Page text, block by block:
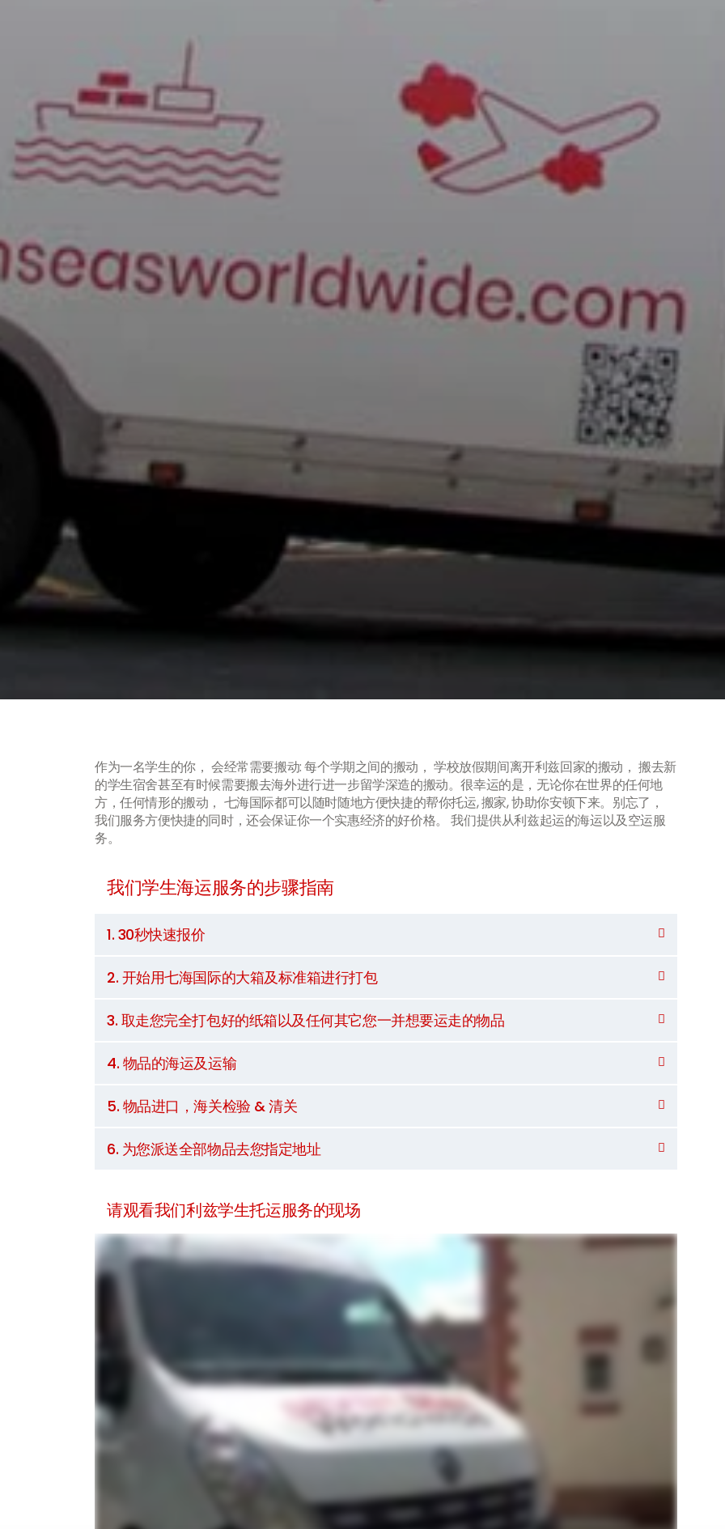
作为一名学生的你， 会经常需要搬动: 每个学期之间的搬动， 学校放假期间离开利兹回家的搬动， 搬去新
的学生宿舍甚至有时候需要搬去海外进行进一步留学深造的搬动。很幸运的是，无论你在世界的任何地
方，任何情形的搬动， 七海国际都可以随时随地方便快捷的帮你托运, 搬家, 协助你安顿下来。别忘了，
我们服务方便快捷的同时，还会保证你一个实惠经济的好价格。 我们提供从利兹起运的海运以及空运服
务。
我们学生海运服务的步骤指南
1. 30秒快速报价
2. 开始用七海国际的大箱及标准箱进行打包
3. 取走您完全打包好的纸箱以及任何其它您一并想要运走的物品
4. 物品的海运及运输
5. 物品进口，海关检验 & 清关
6. 为您派送全部物品去您指定地址
请观看我们利兹学生托运服务的现场